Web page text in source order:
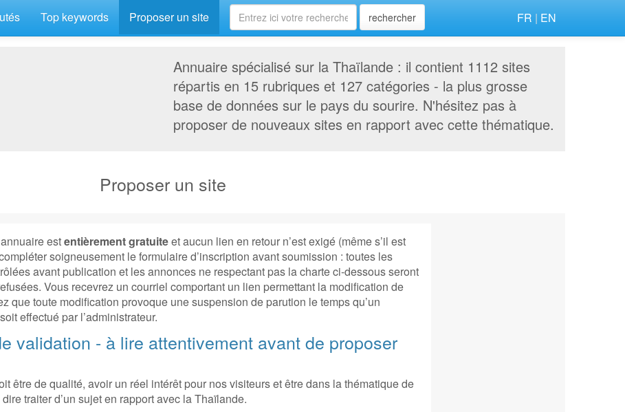
Top keywords Proposer un site rechercher FR | EN
Annuaire spécialisé sur la Thaïlande : il contient 1112 sites
répartis en 15 rubriques et 127 catégories - la plus grosse
base de données sur le pays du sourire. N'hésitez pas à
proposer de nouveaux sites en rapport avec cette thématique.
Proposer un site
estentièrement gratuiteet aucun lien en retour n’est exigé (même s’il est
soigneusement le formulaire d’inscription avant soumission : toutes les
avant publication et les annonces ne respectant pas la charte ci-dessous seront
Vous recevrez un courriel comportant un lien permettant la modification de
que toute modification provoque une suspension de parution le temps qu’un
effectué par l’administrateur.
validation - à lire attentivement avant de proposer
être de qualité, avoir un réel intérêt pour nos visiteurs et être dans la thématique de
traiter d’un sujet en rapport avec la Thaïlande.